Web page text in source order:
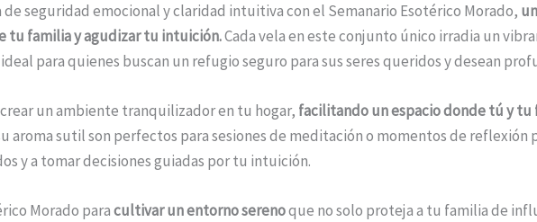
de seguridad emocional y claridad intuitiva con el Semanario Esotérico Morado,
tu familia y agudizar tu intuición.Cada vela en este conjunto único irradia un
para quienes buscan un refugio seguro para sus seres queridos y desean
un ambiente tranquilizador en tu hogar, facilitando un espacio donde tú y
aroma sutil son perfectos para sesiones de meditación o momentos de
y a tomar decisiones guiadas por tu intuición.
Morado paracultivar un entorno serenoque no solo proteja a tu familia de